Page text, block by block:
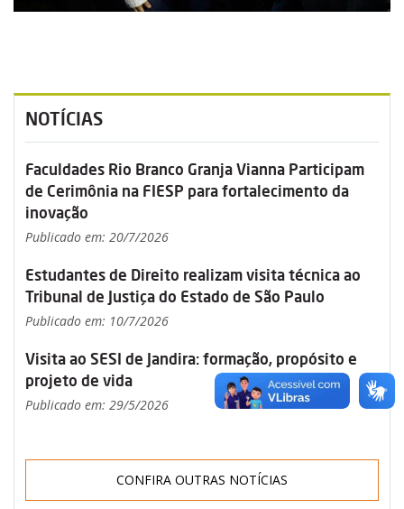
NOTÍCIAS
Faculdades Rio Branco Granja Vianna Participam
de Cerimônia na FIESP para fortalecimento da
inovação
Publicado em: 20/7/2026
Estudantes de Direito realizam visita técnica ao
Tribunal de Justiça do Estado de São Paulo
Publicado em: 10/7/2026
Visita ao SESI de Jandira: formação, propósito e
projeto de vida
Publicado em: 29/5/2026
CONFIRA OUTRAS NOTÍCIAS